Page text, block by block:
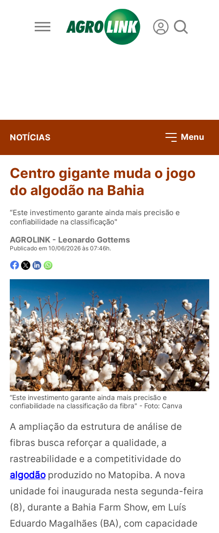
NOTÍCIAS Menu
Centro gigante muda o jogo
do algodão na Bahia
“Este investimento garante ainda mais precisão e
confiabilidade na classificação"
AGROLINK - Leonardo Gottems
Publicado em 10/06/2026 às 07:46h.
“Este investimento garante ainda mais precisão e
confiabilidade na classificação da fibra" - Foto: Canva
A ampliação da estrutura de análise de
fibras busca reforçar a qualidade, a
rastreabilidade e a competitividade do
algodãoproduzido no Matopiba. A nova
unidade foi inaugurada nesta segunda-feira
(8), durante a Bahia Farm Show, em Luís
Eduardo Magalhães (BA), com capacidade